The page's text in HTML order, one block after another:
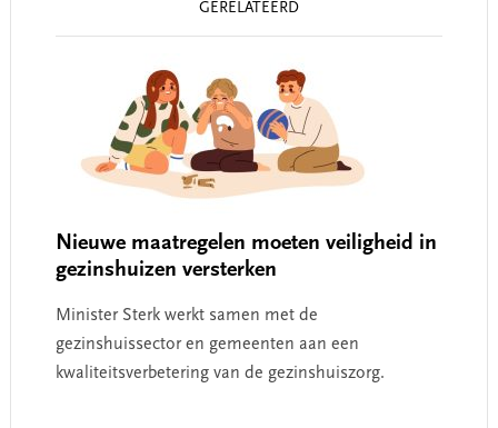
GERELATEERD
Nieuwe maatregelen moeten veiligheid in
gezinshuizen versterken
Minister Sterk werkt samen met de
gezinshuissector en gemeenten aan een
kwaliteitsverbetering van de gezinshuiszorg.